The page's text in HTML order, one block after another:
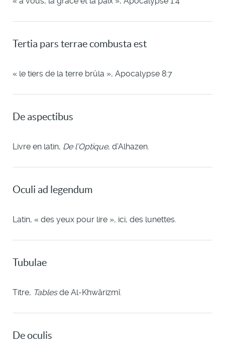
Tertia pars terrae combusta est
« le tiers de la terre brûla », Apocalypse 8:7
De aspectibus
Livre en latin, De l’Optique, d’Alhazen.
Oculi ad legendum
Latin, « des yeux pour lire », ici, des lunettes.
Tubulae
Titre, Tablesde Al-Khwârizmî.
De oculis